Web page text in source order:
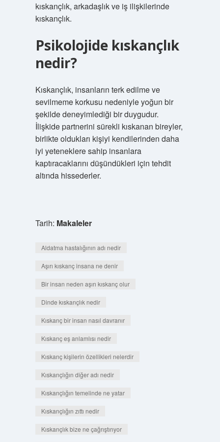
kıskançlık, arkadaşlık ve iş ilişkilerinde
kıskançlık.
Psikolojide kıskançlık
nedir?
Kıskançlık, insanların terk edilme ve
sevilmeme korkusu nedeniyle yoğun bir
şekilde deneyimlediği bir duygudur.
İlişkide partnerini sürekli kıskanan bireyler,
birlikte oldukları kişiyi kendilerinden daha
iyi yeteneklere sahip insanlara
kaptıracaklarını düşündükleri için tehdit
altında hissederler.
Tarih: Makaleler
Aldatma hastalığının adı nedir
Aşırı kıskanç insana ne denir
Bir insan neden aşırı kıskanç olur
Dinde kıskançlık nedir
Kıskanç bir insan nasıl davranır
Kıskanç eş anlamlısı nedir
Kıskanç kişilerin özellikleri nelerdir
Kıskançlığın diğer adı nedir
Kıskançlığın temelinde ne yatar
Kıskançlığın zıttı nedir
Kıskançlık bize ne çağrıştırıyor